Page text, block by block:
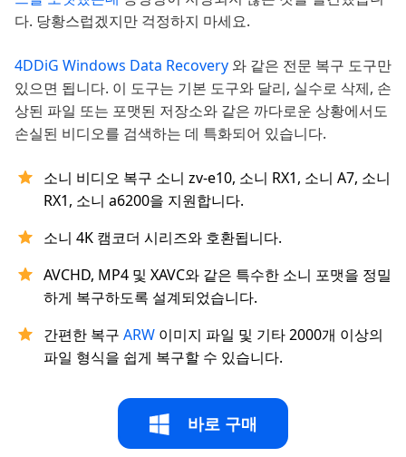
다. 당황스럽겠지만 걱정하지 마세요.
4DDiG Windows Data Recovery 와 같은 전문 복구 도구만
있으면 됩니다. 이 도구는 기본 도구와 달리, 실수로 삭제, 손
상된 파일 또는 포맷된 저장소와 같은 까다로운 상황에서도
손실된 비디오를 검색하는 데 특화되어 있습니다.
소니 비디오 복구 소니 zv-e10, 소니 RX1, 소니 A7, 소니
RX1, 소니 a6200을 지원합니다.
소니 4K 캠코더 시리즈와 호환됩니다.
AVCHD, MP4 및 XAVC와 같은 특수한 소니 포맷을 정밀
하게 복구하도록 설계되었습니다.
간편한 복구 ARW 이미지 파일 및 기타 2000개 이상의
파일 형식을 쉽게 복구할 수 있습니다.
바로 구매